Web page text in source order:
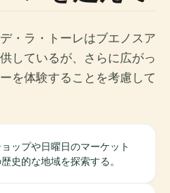
・ラ・トーレはブエノスア
しているが、さらに広がっ
を体験することを考慮して
ップや日曜日のマーケット
史的な地域を探索する。